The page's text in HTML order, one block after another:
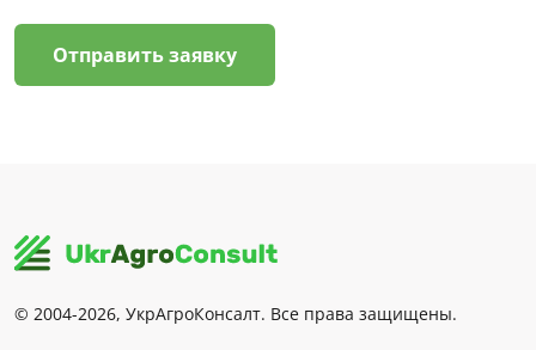
Отправить заявку
© 2004-2026, УкрАгроКонсалт. Все права защищены.